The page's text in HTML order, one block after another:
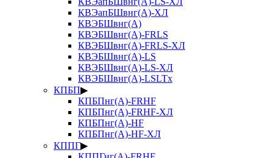
КВЭапБШвнг(А)-ХЛ
КВЭБШвнг(А)
КВЭБШвнг(А)-FRLS
КВЭБШвнг(А)-FRLS-ХЛ
КВЭБШвнг(А)-LS
КВЭБШвнг(А)-LS-ХЛ
КВЭБШвнг(А)-LSLTx
КПБП▶
КПБПнг(А)-FRHF
КПБПнг(А)-FRHF-ХЛ
КПБПнг(А)-HF
КПБПнг(А)-HF-ХЛ
КППГ▶